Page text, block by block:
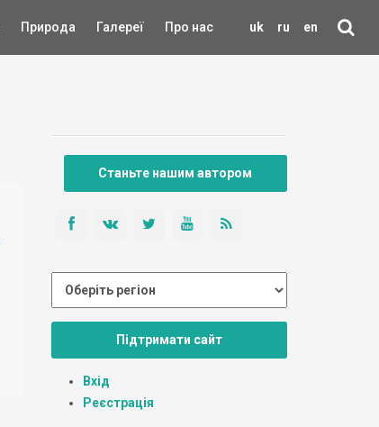
uk ru en
Природа Галереї Про нас
Станьте нашим автором
Підтримати сайт
Вхід
Реєстрація